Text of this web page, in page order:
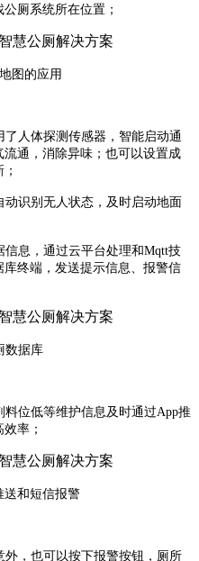
厕系统所在位置；
图的应用
人体探测传感器，智能启动通
通，消除异味；也可以设置成
识别无人状态，及时启动地面
息，通过云平台处理和Mqtt技
终端，发送提示信息、报警信
数据库
位低等维护信息及时通过App推
率；
送和短信报警
，也可以按下报警按钮，厕所